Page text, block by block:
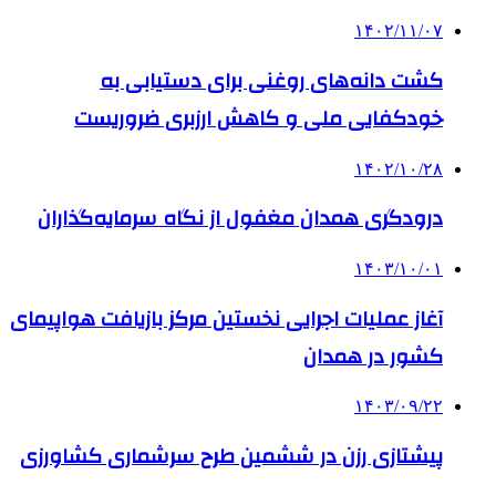
۱۴۰۲/۱۱/۰۷
کشت دانه‌های روغنی برای دستیابی به
خودکفایی ملی و کاهش ارزبری ضروریست
۱۴۰۲/۱۰/۲۸
درودگری همدان مغفول از نگاه سرمایه‌گذاران
۱۴۰۳/۱۰/۰۱
آغاز عملیات اجرایی نخستین مرکز بازیافت هواپیمای
کشور در همدان
۱۴۰۳/۰۹/۲۲
پیشتازی رزن در ششمین طرح سرشماری کشاورزی